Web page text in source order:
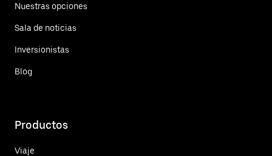
Nuestras opciones
Sala de noticias
Inversionistas
Blog
Productos
Viaje